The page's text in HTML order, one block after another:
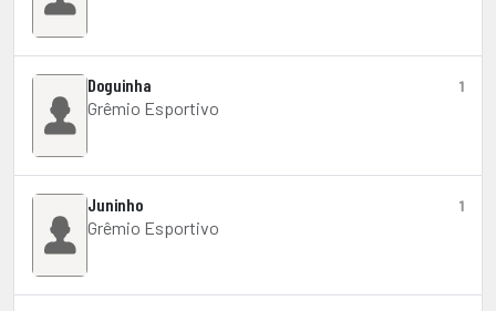
Doguinha
Grêmio Esportivo
1
Juninho
Grêmio Esportivo
1